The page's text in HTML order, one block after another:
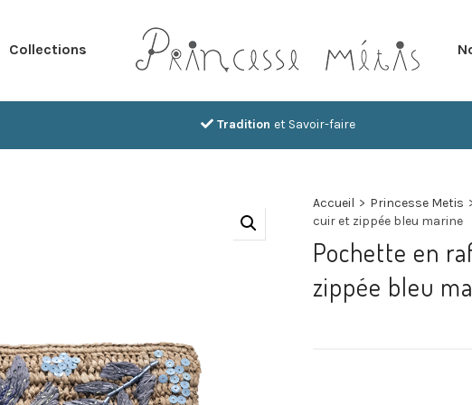
Collections
Tradition et Savoir-faire
Accueil > Princesse Metis
cuir et zippée bleu marine
Pochette en
zippée bleu